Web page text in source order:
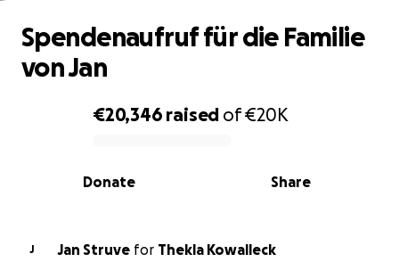
0% complete
€20,346 raised of€20K
Share
Donate
Spendenaufruf für die Familie
von Jan
J Jan Struve for Thekla Kowalleck